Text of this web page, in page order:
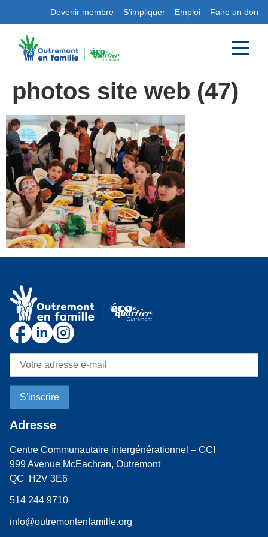
Devenir membre S’impliquer Emploi Faire un don
photos site web (47)
Adresse
Centre Communautaire intergénérationnel – CCI
999 Avenue McEachran, Outremont
QC H2V 3E6
514 244 9710
info@outremontenfamille.org